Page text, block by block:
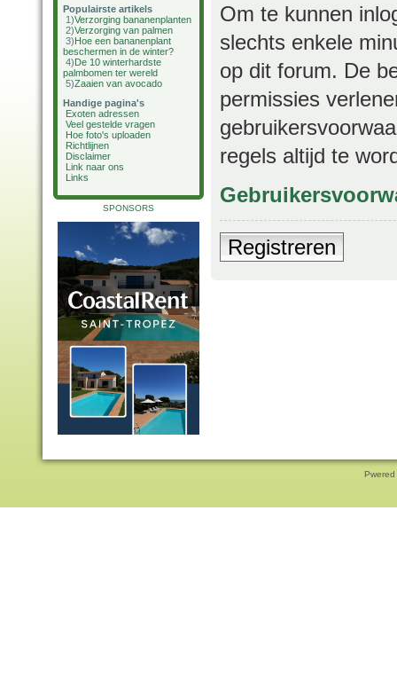
Populairste artikels
1)Verzorging bananenplanten
2)Verzorging van palmen
3)Hoe een bananenplant
beschermen in de winter?
4)De 10 winterhardste
palmbomen ter wereld
5)Zaaien van avocado
Handige pagina's
Exoten adressen
Veel gestelde vragen
Hoe foto's uploaden
Richtlijnen
Disclaimer
Link naar ons
Links
SPONSORS
Om te kunnen
slechts enkele
op dit forum. De
permissies
regels altijd te
Registreren